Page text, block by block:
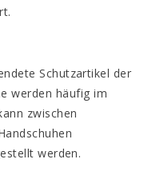
Schutzartikel der
werden häufig im
zwischen
werden.